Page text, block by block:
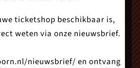
ticketshop beschikbaar is,
weten via onze nieuwsbrief.
nieuwsbrief/ en ontvang